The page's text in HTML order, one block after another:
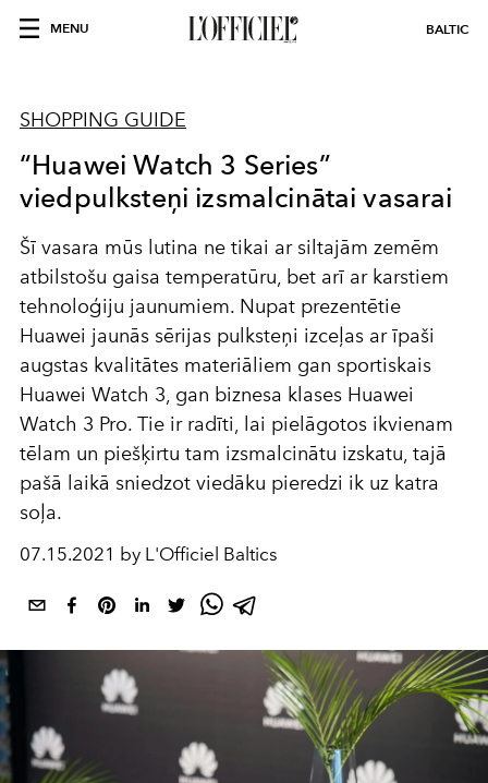
MENU BALTIC
SHOPPING GUIDE
“Huawei Watch 3 Series”
viedpulksteņi izsmalcinātai vasarai
Šī vasara mūs lutina ne tikai ar siltajām zemēm
atbilstošu gaisa temperatūru, bet arī ar karstiem
tehnoloģiju jaunumiem. Nupat prezentētie
Huawei jaunās sērijas pulksteņi izceļas ar īpaši
augstas kvalitātes materiāliem gan sportiskais
Huawei Watch 3, gan biznesa klases Huawei
Watch 3 Pro. Tie ir radīti, lai pielāgotos ikvienam
tēlam un piešķirtu tam izsmalcinātu izskatu, tajā
pašā laikā sniedzot viedāku pieredzi ik uz katra
soļa.
07.15.2021 by L'Officiel Baltics